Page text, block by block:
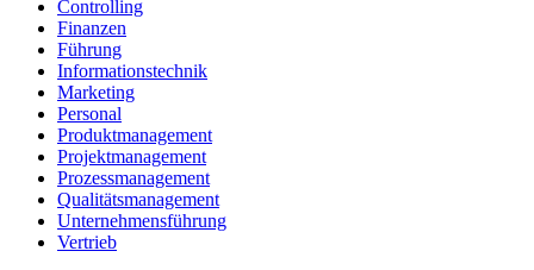
Controlling
Finanzen
Führung
Informationstechnik
Marketing
Personal
Produktmanagement
Projektmanagement
Prozessmanagement
Qualitätsmanagement
Unternehmensführung
Vertrieb